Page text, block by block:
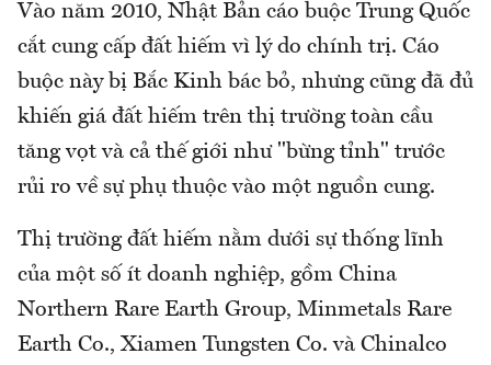
Vào năm 2010, Nhật Bản cáo buộc Trung Quốc
cắt cung cấp đất hiếm vì lý do chính trị. Cáo
buộc này bị Bắc Kinh bác bỏ, nhưng cũng đã đủ
khiến giá đất hiếm trên thị trường toàn cầu
tăng vọt và cả thế giới như "bừng tỉnh" trước
rủi ro về sự phụ thuộc vào một nguồn cung.
Thị trường đất hiếm nằm dưới sự thống lĩnh
của một số ít doanh nghiệp, gồm China
Northern Rare Earth Group, Minmetals Rare
Earth Co., Xiamen Tungsten Co. và Chinalco